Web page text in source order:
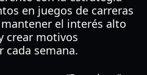
en juegos de carreras
el interés alto
crear motivos
cada semana.